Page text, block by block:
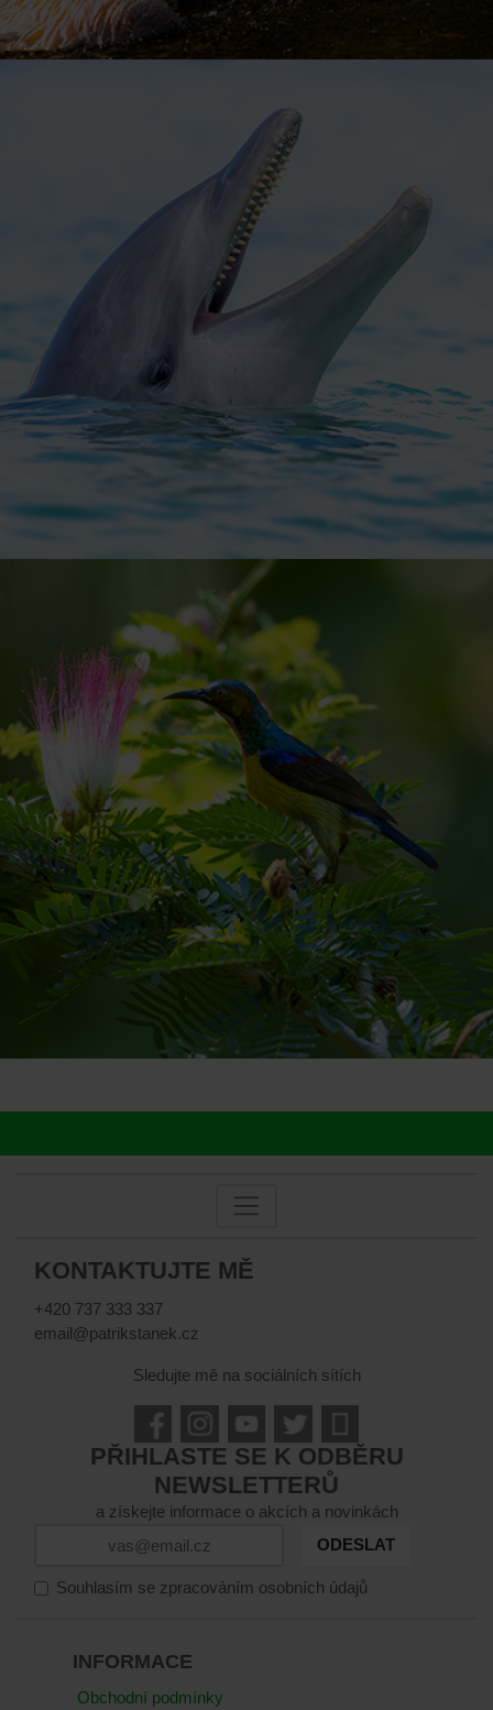
KONTAKTUJTE MĚ
+420 737 333 337
email@patrikstanek.cz
Sledujte mě na sociálních sítích
PŘIHLASTE SE K ODBĚRU
NEWSLETTERŮ
a získejte informace o akcích a novinkách
ODESLAT
Souhlasím se zpracováním osobních údajů
INFORMACE
Obchodní podmínky